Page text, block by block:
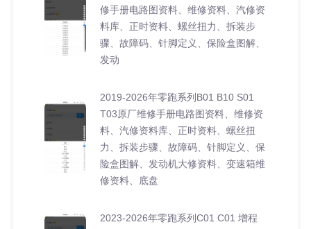
修手册电路图资料、维修资料、汽修资
料库、正时资料、螺丝扭力、拆装步
骤、故障码、针脚定义、保险盒图解、
发动
2019-2026年零跑系列B01 B10 S01
T03原厂维修手册电路图资料、维修资
料、汽修资料库、正时资料、螺丝扭
力、拆装步骤、故障码、针脚定义、保
险盒图解、发动机大修资料、变速箱维
修资料、底盘
2023-2026年零跑系列C01 C01 增程